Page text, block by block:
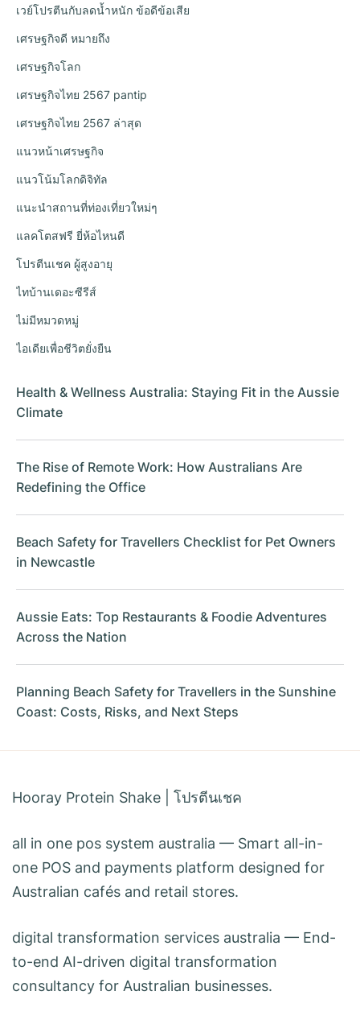
เวย์โปรตีนกับลดน้ำหนัก ข้อดีข้อเสีย
เศรษฐกิจดี หมายถึง
เศรษฐกิจโลก
เศรษฐกิจไทย 2567 pantip
เศรษฐกิจไทย 2567 ล่าสุด
แนวหน้าเศรษฐกิจ
แนวโน้มโลกดิจิทัล
แนะนำสถานที่ท่องเที่ยวใหม่ๆ
แลคโตสฟรี ยี่ห้อไหนดี
โปรตีนเชค ผู้สูงอายุ
ไทบ้านเดอะซีรีส์
ไม่มีหมวดหมู่
ไอเดียเพื่อชีวิตยั่งยืน
Health & Wellness Australia: Staying Fit in the Aussie
Climate
The Rise of Remote Work: How Australians Are
Redefining the Office
Beach Safety for Travellers Checklist for Pet Owners
in Newcastle
Aussie Eats: Top Restaurants & Foodie Adventures
Across the Nation
Planning Beach Safety for Travellers in the Sunshine
Coast: Costs, Risks, and Next Steps
Hooray Protein Shake โปรตีนเชค
all in one pos system australia — Smart all-in-
one POS and payments platform designed for
Australian cafés and retail stores.
digital transformation services australia — End-
to-end AI-driven digital transformation
consultancy for Australian businesses.